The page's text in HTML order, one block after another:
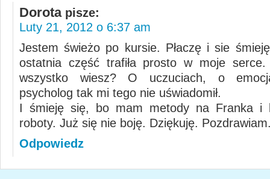
Dorota pisze:
Luty 21, 2012 o 6:37 am
Jestem świeżo po kursie. Płaczę i sie
ostatnia część trafiła prosto w moje
wszystko wiesz? O uczuciach, o
psycholog tak mi tego nie uświadomił.
I śmieję się, bo mam metody na Franka i
roboty. Już się nie boję. Dziękuję.
Odpowiedz